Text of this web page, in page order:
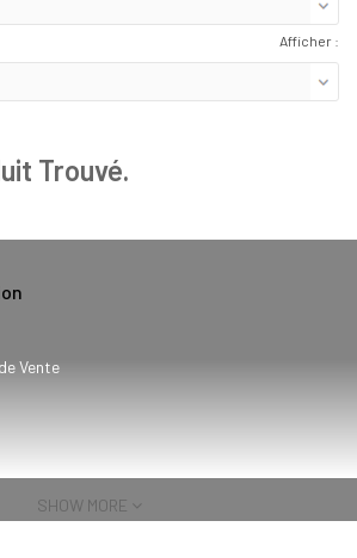
Afficher :
Trouvé.
Vente
SHOW MORE